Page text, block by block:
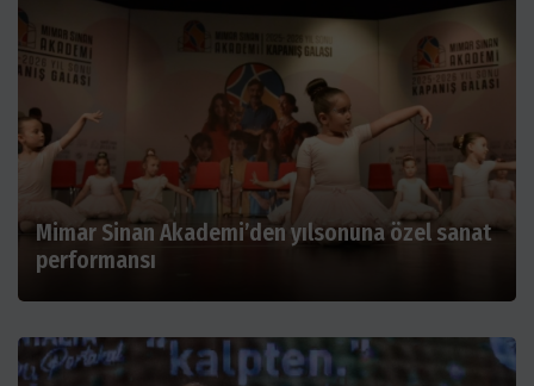
Mimar Sinan Akademi’den yılsonuna özel sanat
performansı